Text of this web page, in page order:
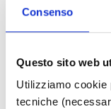
Consenso
Questo sito web
Utilizziamo cookie
tecniche